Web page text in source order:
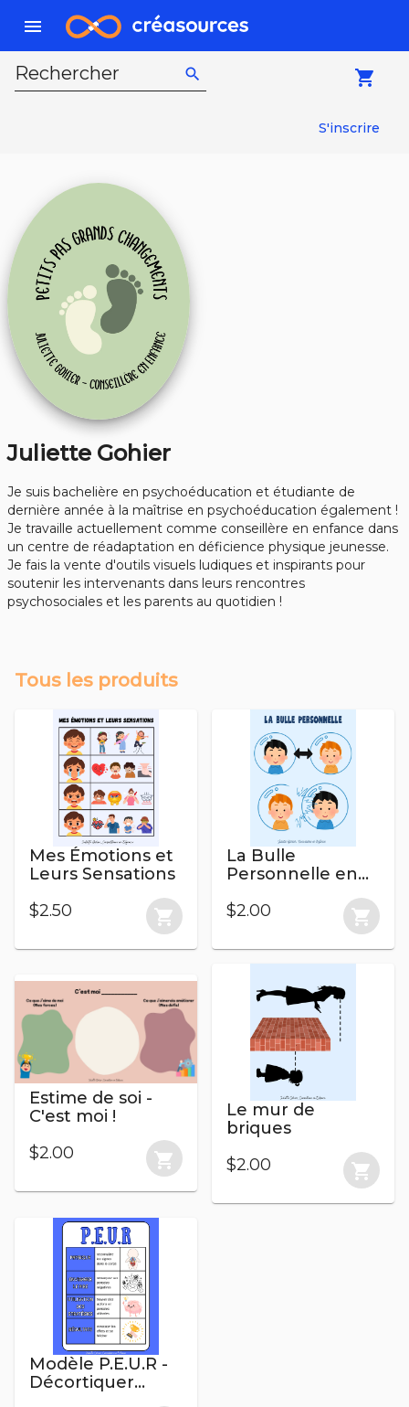
menu
Rechercher search local_grocery_store
S'inscrire
Juliette Gohier
Je suis bachelière en psychoéducation et étudiante de
dernière année à la maîtrise en psychoéducation également !
Je travaille actuellement comme conseillère en enfance dans
un centre de réadaptation en déficience physique jeunesse.
Je fais la vente d'outils visuels ludiques et inspirants pour
soutenir les intervenants dans leurs rencontres
psychosociales et les parents au quotidien !
Tous les produits
Mes Émotions et
Leurs Sensations
$2.50
shopping_cart
La Bulle
Personnelle en
$2.00
shopping_cart
Estime de soi -
C'est moi !
$2.00
shopping_cart
Le mur de
briques
$2.00
shopping_cart
Modèle P.E.U.R -
Décortiquer